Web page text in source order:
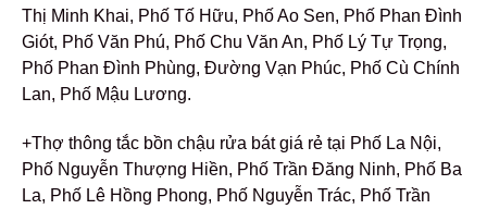
Thị Minh Khai, Phố Tố Hữu, Phố Ao Sen, Phố Phan Đình
Giót, Phố Văn Phú, Phố Chu Văn An, Phố Lý Tự Trọng,
Phố Phan Đình Phùng, Đường Vạn Phúc, Phố Cù Chính
Lan, Phố Mậu Lương.
+Thợ thông tắc bồn chậu rửa bát giá rẻ tại Phố La Nội,
Phố Nguyễn Thượng Hiền, Phố Trần Đăng Ninh, Phố Ba
La, Phố Lê Hồng Phong, Phố Nguyễn Trác, Phố Trần